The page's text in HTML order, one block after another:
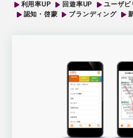
利用率UP
回遊率UP ユーザビ
認知・啓蒙
ブランディング